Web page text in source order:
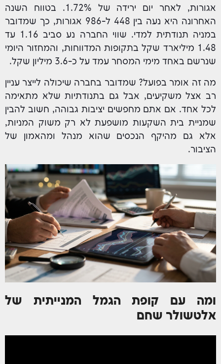
אגורות, לאחר יום ירידה של 1.72%. בטווח השנה
האחרונה היא נעה בין 448 ל-986 אגורות, כך שמדובר
במניה תנודתית למדי. שווי החברה נע סביב 1.16 עד
1.48 מיליארד שקל בתקופות המדווחות, והמחזור היומי
שנרשם באחד מימי המסחר עמד על כ-3.6 מיליון שקל.
מה זה אומר בפועל? שמדובר בחברה שיכולה לייצר עניין
רב אצל משקיעים, אבל גם בתנודתיות שלא מתאימה
לכל אחד. אם אתם מחפשים יציבות גבוהה, חשוב להבין
שמניית בית השקעות מושפעת לא רק משוק המניות,
אלא גם מהיקף הנכסים שהוא מנהל ומהאמון של
הציבור.
ומה עם קופת הגמל המנייתית של
אלטשולר שחם